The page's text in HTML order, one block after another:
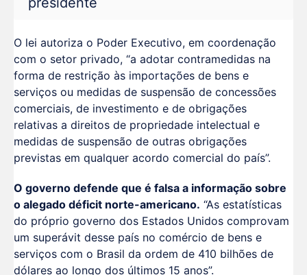
O lei autoriza o Poder Executivo, em coordenação
com o setor privado, “a adotar contramedidas na
forma de restrição às importações de bens e
serviços ou medidas de suspensão de concessões
comerciais, de investimento e de obrigações
relativas a direitos de propriedade intelectual e
medidas de suspensão de outras obrigações
previstas em qualquer acordo comercial do país”.
O governo defende que é falsa a informação sobre
o alegado déficit norte-americano. “As estatísticas
do próprio governo dos Estados Unidos comprovam
um superávit desse país no comércio de bens e
serviços com o Brasil da ordem de 410 bilhões de
dólares ao longo dos últimos 15 anos”.